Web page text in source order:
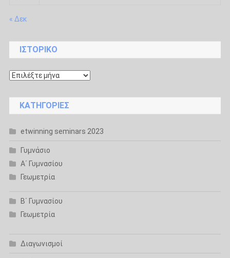
« Δεκ
ΙΣΤΟΡΙΚΌ
Ιστορικό
KΑΤΗΓΟΡΊΕΣ
etwinning seminars 2023
Γυμνάσιο
Α΄ Γυμνασίου
Γεωμετρία
Β΄ Γυμνασίου
Γεωμετρία
Διαγωνισμοί